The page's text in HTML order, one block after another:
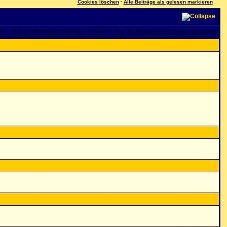
Cookies löschen· Alle Beiträge als gelesen markieren
·Top 20 Beitragsschreiber (heute) ·Top 20 Beitragsschreiber (gesamt)